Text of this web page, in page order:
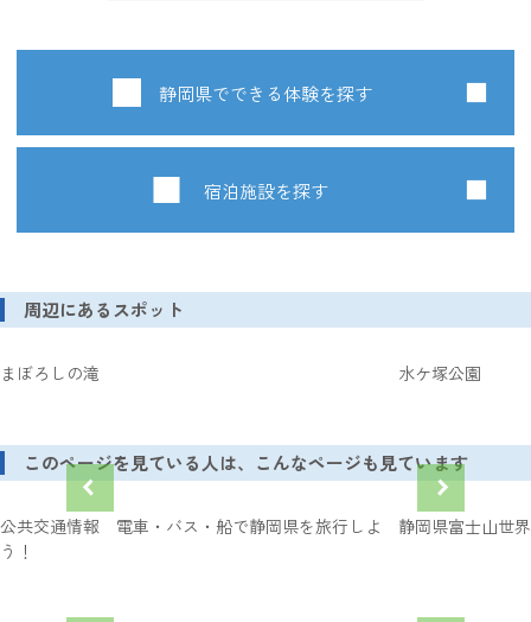
静岡県でできる体験を探す
宿泊施設を探す
周辺にあるスポット
まぼろしの滝 水ケ塚公園
このページを見ている人は、こんなページも見ています
公共交通情報 電車・バス・船で静岡県を旅行しよ
う！
静岡県富士山世